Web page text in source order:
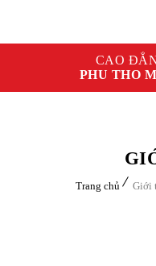
CAO
PHU THO
Trang chủ Giới